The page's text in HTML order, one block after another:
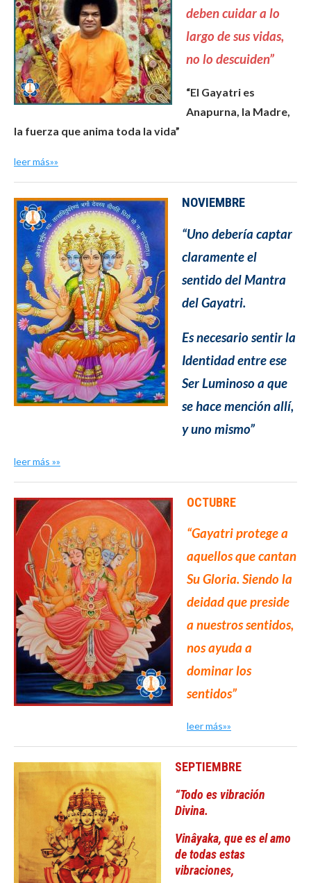
deben cuidar a lo
largo de sus vidas,
no lo descuiden”
“El Gayatri es
Anapurna, la Madre,
la fuerza que anima toda la vida”
leer más»»
NOVIEMBRE
“Uno debería captar
claramente el
sentido del Mantra
del Gayatri.
Es necesario sentir la
Identidad entreese
Ser Luminoso a que
se hace mención allí,
y uno mismo”
leer más »»
OCTUBRE
“Gayatri protege a
aquellos que cantan
Su Gloria. Siendo la
deidad que preside
a nuestros sentidos,
nos ayuda a
dominar los
sentidos”
leer más»»
SEPTIEMBRE
“Todo es vibración
Divina.
Vinâyaka, que es el amo
de todas estas
vibraciones,